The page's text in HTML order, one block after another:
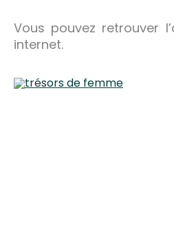
Vous pouvez retrouver
internet.